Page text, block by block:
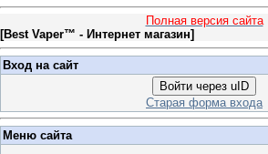
Полная версия сайта
[Best Vaper™ - Интернет магазин]
Вход на сайт
Войти через uID
Старая форма входа
Меню сайта